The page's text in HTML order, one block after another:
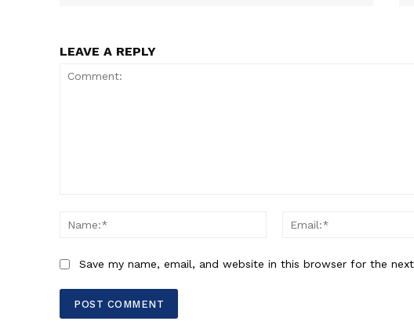
LEAVE A REPLY
Name:*
Save my name, email, and website in this browser for the